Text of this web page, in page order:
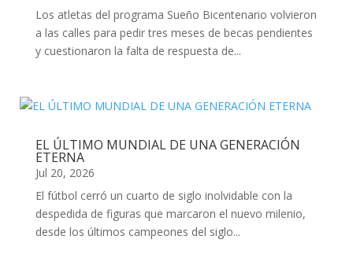
Los atletas del programa Sueño Bicentenario volvieron
a las calles para pedir tres meses de becas pendientes
y cuestionaron la falta de respuesta de...
EL ÚLTIMO MUNDIAL DE UNA GENERACIÓN
ETERNA
Jul 20, 2026
El fútbol cerró un cuarto de siglo inolvidable con la
despedida de figuras que marcaron el nuevo milenio,
desde los últimos campeones del siglo...